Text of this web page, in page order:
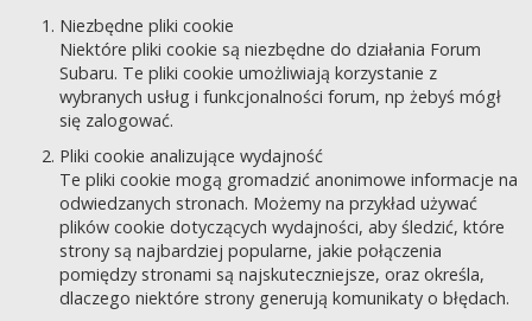
Niezbędne pliki cookie
Niektóre pliki cookie są niezbędne do działania Forum
Subaru. Te pliki cookie umożliwiają korzystanie z
wybranych usług i funkcjonalności forum, np żebyś mógł
się zalogować.
Pliki cookie analizujące wydajność
Te pliki cookie mogą gromadzić anonimowe informacje na
odwiedzanych stronach. Możemy na przykład używać
plików cookie dotyczących wydajności, aby śledzić, które
strony są najbardziej popularne, jakie połączenia
pomiędzy stronami są najskuteczniejsze, oraz określa,
dlaczego niektóre strony generują komunikaty o błędach.